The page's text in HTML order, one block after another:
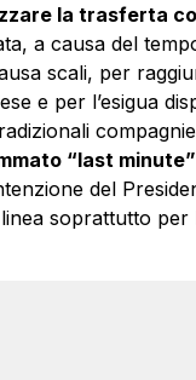
la trasferta
a causa del
scali, per
e per l’esigua
compagnie
“last minute”
del
soprattutto